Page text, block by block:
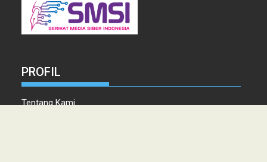
PROFIL
Tentang Kami